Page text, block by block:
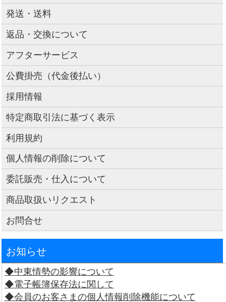
発送・送料
返品・交換について
アフターサービス
公費掛売（代金後払い）
採用情報
特定商取引法に基づく表示
利用規約
個人情報の削除について
委託販売・仕入について
商品取扱いリクエスト
お問合せ
お知らせ
◆中東情勢の影響について
◆電子帳簿保存法に関して
◆会員のお客さまの個人情報削除機能について